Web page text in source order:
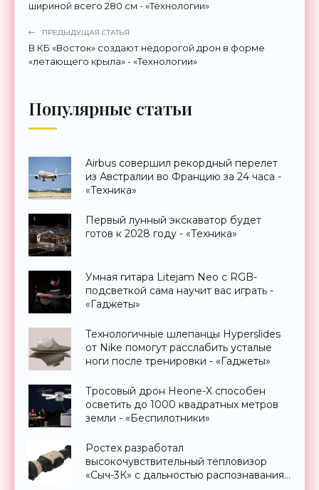
шириной всего 280 см - «Технологии»
ПРЕДЫДУЩАЯ СТАТЬЯ
В КБ «Восток» создают недорогой дрон в форме
«летающего крыла» - «Технологии»
Популярные статьи
Airbus совершил рекордный перелет
из Австралии во Францию за 24 часа -
«Техника»
Первый лунный экскаватор будет
готов к 2028 году - «Техника»
Умная гитара Litejam Neo с RGB-
подсветкой сама научит вас играть -
«Гаджеты»
Технологичные шлепанцы Hyperslides
от Nike помогут расслабить усталые
ноги после тренировки - «Гаджеты»
Тросовый дрон Heone-X способен
осветить до 1000 квадратных метров
земли - «Беспилотники»
Ростех разработал
высокочувствительный тепловизор
«Сыч-3К» с дальностью распознавания